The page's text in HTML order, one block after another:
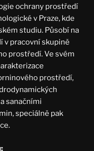
ochrany prostředí
v Praze, kde
studiu. Působí na
v pracovní skupině
prostředí. Ve svém
prostředí,
sanačními
speciálně pak